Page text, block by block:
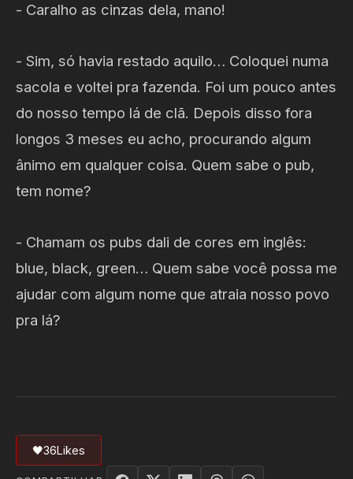
- Caralho as cinzas dela, mano!
- Sim, só havia restado aquilo… Coloquei numa
sacola e voltei pra fazenda. Foi um pouco antes
do nosso tempo lá de clã. Depois disso fora
longos 3 meses eu acho, procurando algum
ânimo em qualquer coisa. Quem sabe o pub,
tem nome?
- Chamam os pubs dali de cores em inglês:
blue, black, green… Quem sabe você possa me
ajudar com algum nome que atraia nosso povo
pra lá?
🖤36Likes